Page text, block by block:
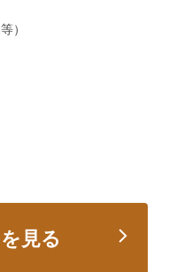
）
見る